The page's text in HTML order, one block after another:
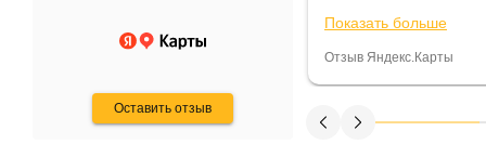
Оставить отзыв
спидометре всегда
постоянно были на
Считаю, что это
Показать больше
Отзыв Яндекс.Карты